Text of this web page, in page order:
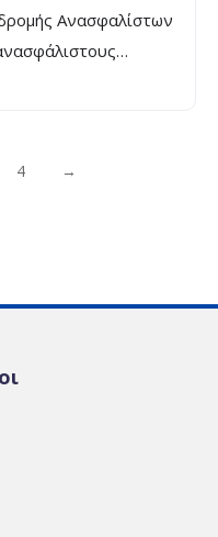
Ανασφαλίστων
4 →